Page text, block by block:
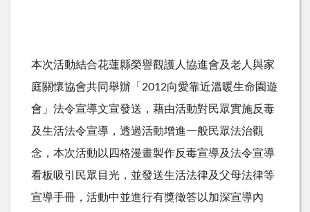
本次活動結合花蓮縣榮譽觀護人協進會及老人與家
庭關懷協會共同舉辦「2012向愛靠近溫暖生命園遊
會」法令宣導文宣發送，藉由活動對民眾實施反毒
及生活法令宣導，透過活動增進一般民眾法治觀
念，本次活動以四格漫畫製作反毒宣導及法令宣導
看板吸引民眾目光，並發送生活法律及父母法律等
宣導手冊，活動中並進行有獎徵答以加深宣導內